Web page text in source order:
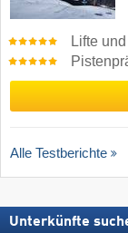
Lifte
Alle Testberichte
Unterkünfte